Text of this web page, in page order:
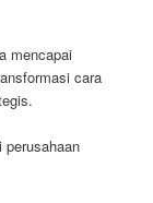
mencapai
cara
perusahaan